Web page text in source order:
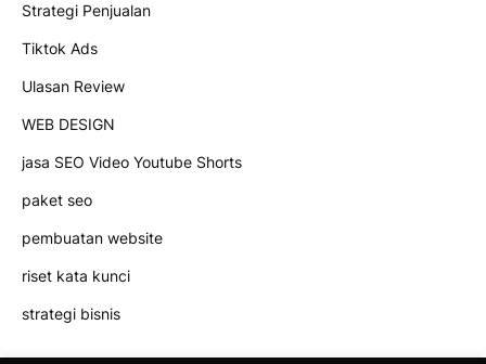
Strategi Penjualan
Tiktok Ads
Ulasan Review
WEB DESIGN
jasa SEO Video Youtube Shorts
paket seo
pembuatan website
riset kata kunci
strategi bisnis